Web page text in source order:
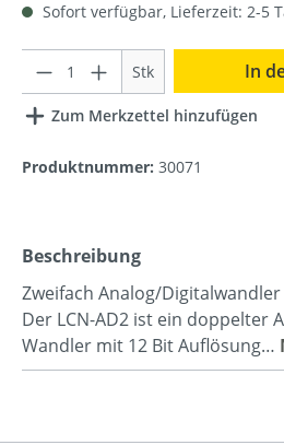
Sofort verfügbar, Lieferzeit: 2-5
Stk In
Zum Merkzettel hinzufügen
Produktnummer: 30071
Beschreibung
Zweifach Analog/
Der LCN-AD2 ist ein doppelter
Wandler mit 12 Bit Auflösung…